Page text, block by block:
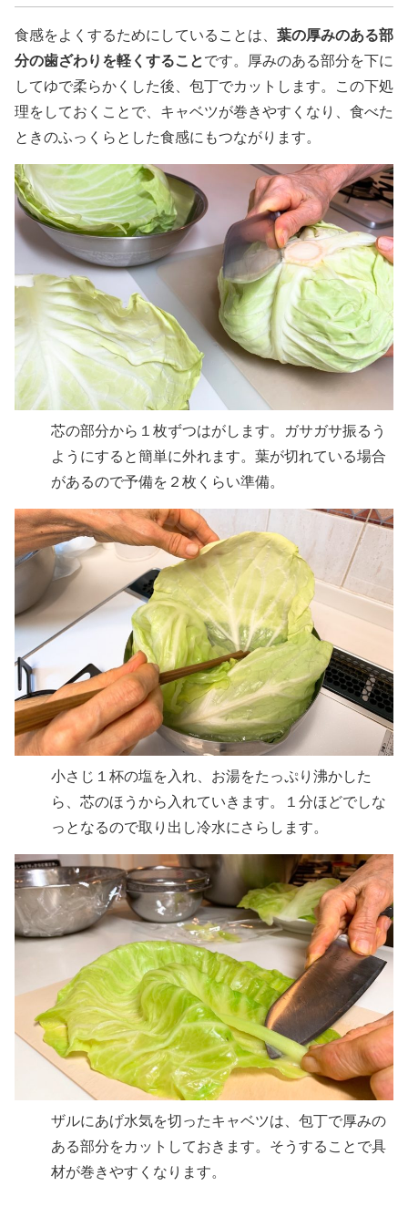
食感をよくするためにしていることは、 葉の厚みのある部
分の歯ざわりを軽くすることです。厚みのある部分を下に
してゆで柔らかくした後、包丁でカットします。この下処
理をしておくことで、キャベツが巻きやすくなり、食べた
ときのふっくらとした食感にもつながります。
芯の部分から１枚ずつはがします。ガサガサ振るう
ようにすると簡単に外れます。葉が切れている場合
があるので予備を２枚くらい準備。
小さじ１杯の塩を入れ、お湯をたっぷり沸かした
ら、芯のほうから入れていきます。１分ほどでしな
っとなるので取り出し冷水にさらします。
ザルにあげ水気を切ったキャベツは、包丁で厚みの
ある部分をカットしておきます。そうすることで具
材が巻きやすくなります。